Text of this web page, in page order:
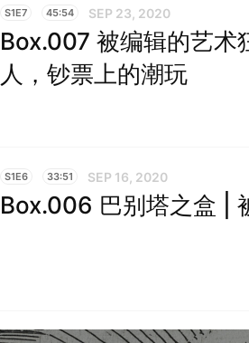
S1E7 45:54 SEP 23, 2020
Box.007 被编辑的艺术
人，钞票上的潮玩
S1E6 33:51 SEP 16, 2020
Box.006 巴别塔之盒 |